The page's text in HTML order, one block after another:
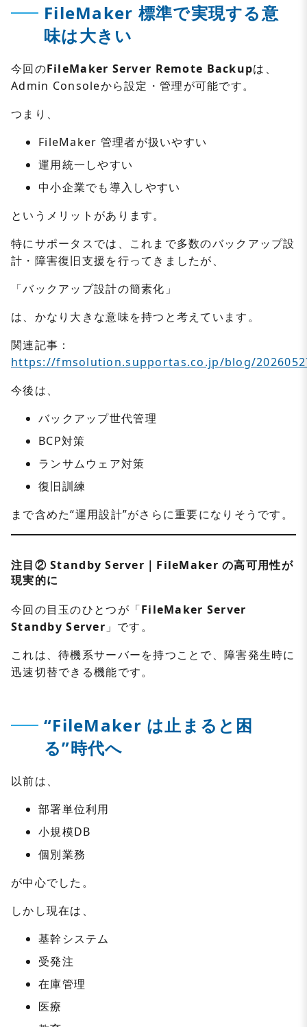
FileMaker 標準で実現する意
味は大きい
今回のFileMaker Server Remote Backupは、
Admin Consoleから設定・管理が可能です。
つまり、
FileMaker 管理者が扱いやすい
運用統一しやすい
中小企業でも導入しやすい
というメリットがあります。
特にサポータスでは、これまで多数のバックアップ設
計・障害復旧支援を行ってきましたが、
「バックアップ設計の簡素化」
は、かなり大きな意味を持つと考えています。
関連記事：
https://fmsolution.supportas.co.jp/blog/
今後は、
バックアップ世代管理
BCP対策
ランサムウェア対策
復旧訓練
まで含めた“運用設計”がさらに重要になりそうです。
注目② Standby Server｜FileMaker の高可用性が
現実的に
今回の目玉のひとつが「FileMaker Server
Standby Server 」です。
これは、待機系サーバーを持つことで、障害発生時に
迅速切替できる機能です。
“FileMaker は止まると困
る”時代へ
以前は、
部署単位利用
小規模DB
個別業務
が中心でした。
しかし現在は、
基幹システム
受発注
在庫管理
医療